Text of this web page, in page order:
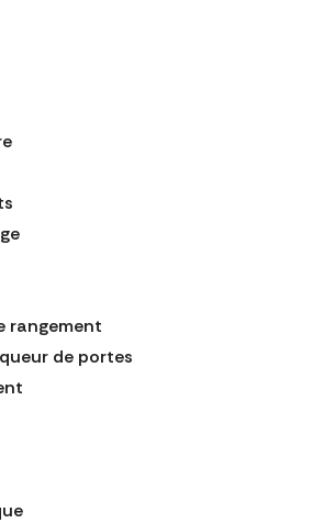
rangement
de portes